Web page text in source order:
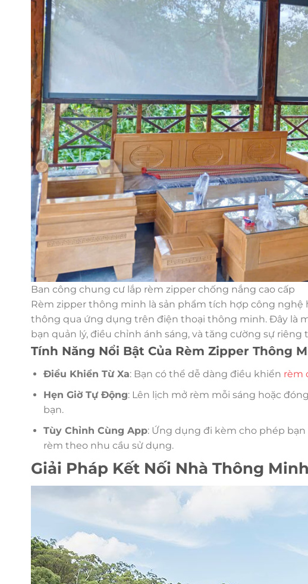
Ban công chung cư lắp rèm zipper chống nắng cao cấp
Rèm zipper thông minh là sản phẩm tích hợp công
thông qua ứng dụng trên điện thoại thông minh. Đây là
bạn quản lý, điều chỉnh ánh sáng, và tăng cường sự
Tính Năng Nổi Bật Của Rèm Zipper Thông
Điều Khiển Từ Xa: Bạn có thể dễ dàng điều khiển rèm
Hẹn Giờ Tự Động: Lên lịch mở rèm mỗi sáng hoặc
bạn.
Tùy Chỉnh Cùng App: Ứng dụng đi kèm cho phép
rèm theo nhu cầu sử dụng.
Giải Pháp Kết Nối Nhà Thông